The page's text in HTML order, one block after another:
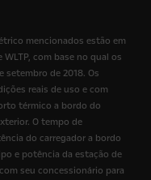
mencionados estão em
com base no qual os
setembro de 2018. Os
reais de uso e com
térmico a bordo do
O tempo de
do carregador a bordo
e potência da estação de
seu concessionário para